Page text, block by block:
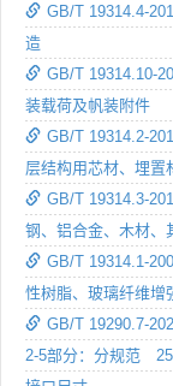
GB/T 19314.4-
造
GB/T 19314.10-
装载荷及帆装附件
GB/T 19314.2-
层结构用芯材、埋置
GB/T 19314.3-
钢、铝合金、木材、
GB/T 19314.1-
性树脂、玻璃纤维增
GB/T 19290.7-
2-5部分：分规范